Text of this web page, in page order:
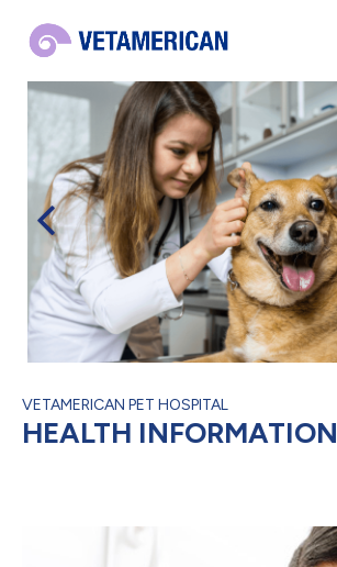
VETAMERICAN PET HOSPITAL
HEALTH INFORMATION